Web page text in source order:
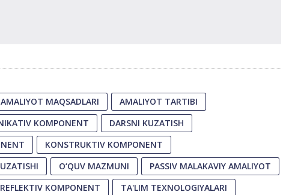
AMALIYOT MAQSADLARI
AMALIYOT TARTIBI
KOMPONENT
DARSNI KUZATISH
KONSTRUKTIV KOMPONENT
O‘QUV MAZMUNI
PASSIV MALAKAVIY AMALIYOT
REFLEKTIV KOMPONENT
TA'LIM TEXNOLOGIYALARI